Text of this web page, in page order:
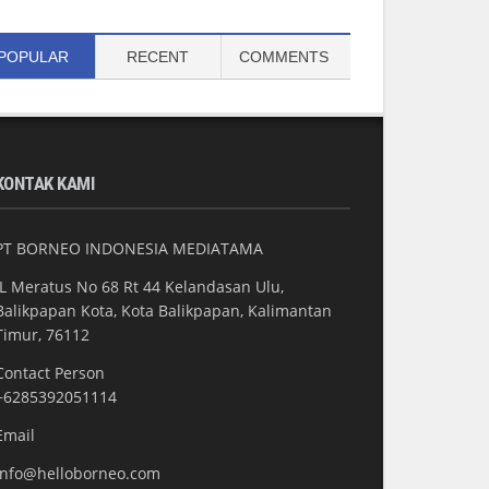
RECENT COMMENTS
KAMI
BORNEO INDONESIA MEDIATAMA
Meratus No 68 Rt 44 Kelandasan Ulu,
Kota, Kota Balikpapan, Kalimantan
76112
Person